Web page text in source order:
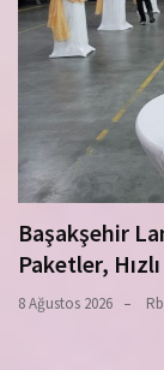
Başakşehir
Paketler,
8 Ağustos 2026